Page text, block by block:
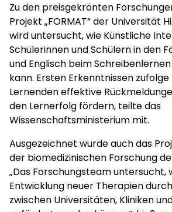
Zu den preisgekrönten
Projekt „FORMAT“ der Universität
wird untersucht, wie Künstliche
Schülerinnen und Schülern in den
und Englisch beim
kann. Ersten Erkenntnissen
Lernenden effektive
den Lernerfolg fördern, teilte das
Wissenschaftsministerium mit.
Ausgezeichnet wurde auch das
der biomedizinischen Forschung
„Das Forschungsteam untersucht,
Entwicklung neuer Therapien
zwischen Universitäten, Kliniken